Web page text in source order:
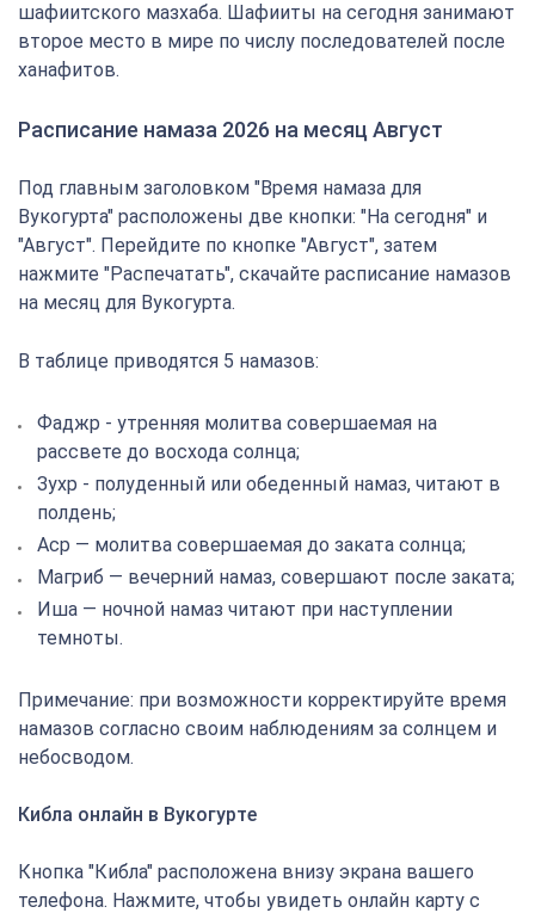
шафиитского мазхаба. Шафииты на сегодня занимают
второе место в мире по числу последователей после
ханафитов.
Расписание намаза 2026 на месяц Август
Под главным заголовком "Время намаза для
Вукогурта" расположены две кнопки: "На сегодня" и
"Август". Перейдите по кнопке "Август", затем
нажмите "Распечатать", скачайте расписание намазов
на месяц для Вукогурта.
В таблице приводятся 5 намазов:
Фаджр - утренняя молитва совершаемая на
рассвете до восхода солнца;
Зухр - полуденный или обеденный намаз, читают в
полдень;
Аср — молитва совершаемая до заката солнца;
Магриб — вечерний намаз, совершают после заката;
Иша — ночной намаз читают при наступлении
темноты.
Примечание: при возможности корректируйте время
намазов согласно своим наблюдениям за солнцем и
небосводом.
Кибла онлайн в Вукогурте
Кнопка "Кибла" расположена внизу экрана вашего
телефона. Нажмите, чтобы увидеть онлайн карту с